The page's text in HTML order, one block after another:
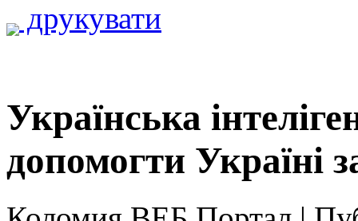
друкувати
Українська
допомогти Україні